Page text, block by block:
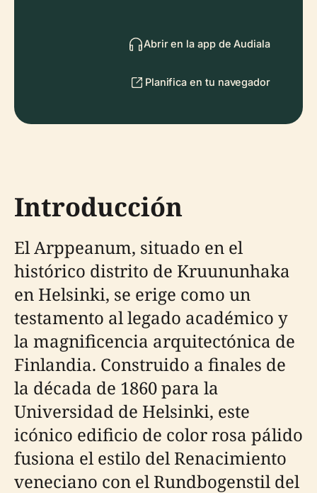
Abrir en la app de Audiala
Planifica en tu navegador
Introducción
El Arppeanum, situado en el
histórico distrito de Kruununhaka
en Helsinki, se erige como un
testamento al legado académico y
la magnificencia arquitectónica de
Finlandia. Construido a finales de
la década de 1860 para la
Universidad de Helsinki, este
icónico edificio de color rosa pálido
fusiona el estilo del Renacimiento
veneciano con el Rundbogenstil del